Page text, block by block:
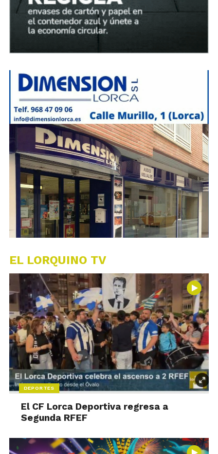
EL LORQUINO TV
DEPORTES
El CF Lorca Deportiva regresa a
Segunda RFEF